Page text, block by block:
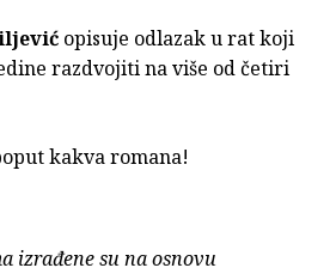
opisuje odlazak u rat koji
razdvojiti na više od četiri
kakva romana!
izrađene su na osnovu